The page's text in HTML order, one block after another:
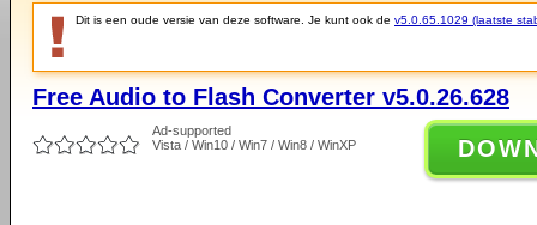
Dit is een oude versie van deze software. Je kunt ook de v5.0.65.1029 (laatste
Free Audio to Flash Converter v5.0.26.628
Ad-supported
Vista / Win10 / Win7 / Win8 / WinXP